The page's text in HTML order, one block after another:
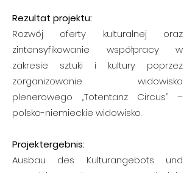
Rezultat projektu:
Rozwój oferty kulturalnej oraz
zintensyfikowanie współpracy w
zakresie sztuki i kultury poprzez
zorganizowanie widowiska
plenerowego „Totentanz Circus” –
polsko-niemieckie widowisko.
Projektergebnis:
Ausbau des Kulturangebots und